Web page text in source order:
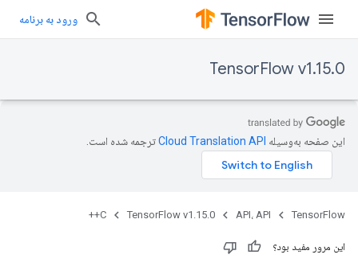
ورود به برنامه
TensorFlow v1.15.0
این صفحه به‌وسیله ترجمه شده است.
TensorFlow API، API TensorFlow v1.15.0
C++
این مرور مفید بود؟